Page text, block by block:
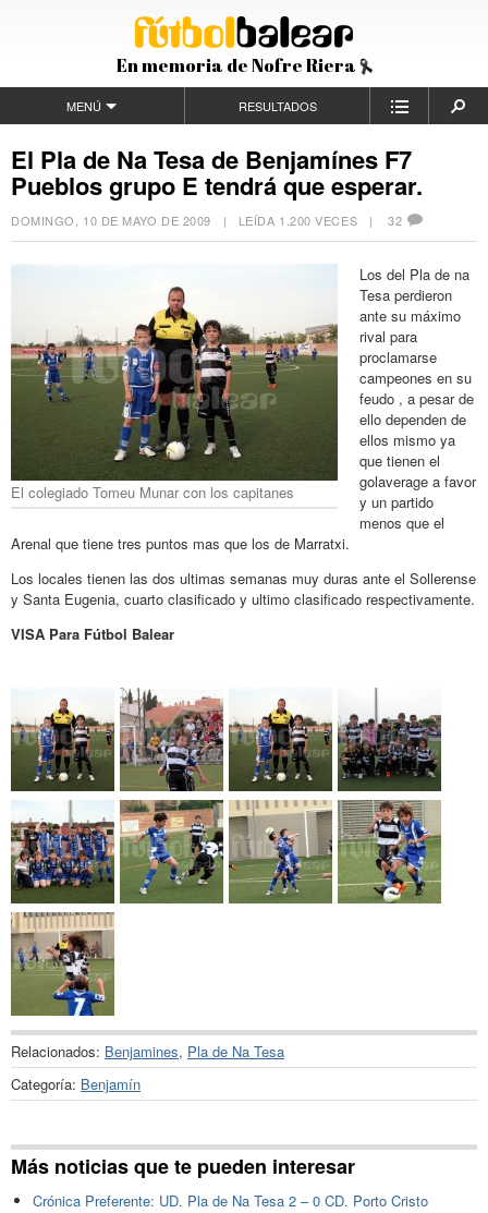
En memoria de Nofre Riera
MENÚ RESULTADOS
El Pla de Na Tesa de Benjamínes F7
Pueblos grupo E tendrá que esperar.
DOMINGO, 10 DE MAYO DE 2009 | LEÍDA 1.200 VECES |32
El colegiado Tomeu Munar con los capitanes
Los del Pla de na
Tesa perdieron
ante su máximo
rival para
proclamarse
campeones en su
feudo , a pesar de
ello dependen de
ellos mismo ya
que tienen el
golaverage a favor
y un partido
menos que el
Arenal que tiene tres puntos mas que los de Marratxi.
Los locales tienen las dos ultimas semanas muy duras ante el Sollerense
y Santa Eugenia, cuarto clasificado y ultimo clasificado respectivamente.
VISA Para Fútbol Balear
Relacionados: Benjamines, Pla de Na Tesa
Categoría: Benjamín
Más noticias que te pueden interesar
Crónica Preferente: UD. Pla de Na Tesa 2 – 0 CD. Porto Cristo